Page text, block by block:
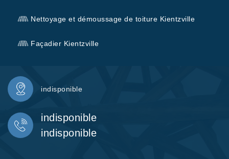
Nettoyage et démoussage de toiture Kientzville
Façadier Kientzville
indisponible
indisponible
indisponible